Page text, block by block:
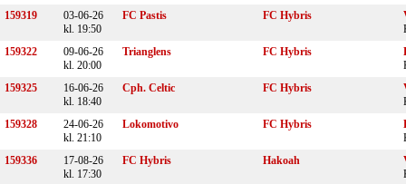
159319
03-06-26
kl. 19:50
FC Pastis FC Hybris
159322
09-06-26
kl. 20:00
Trianglens FC Hybris
159325
16-06-26
kl. 18:40
Cph. Celtic FC Hybris
159328
24-06-26
kl. 21:10
Lokomotivo FC Hybris
159336
17-08-26
kl. 17:30
FC Hybris Hakoah